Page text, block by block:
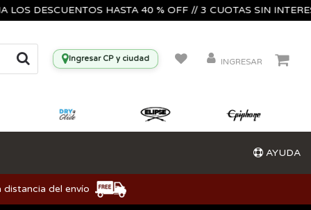
DESCUENTOS HASTA 40 % OFF // 3 CUOTAS SIN
Ingresar CP y ciudad INGRESAR
AYUDA
del envío